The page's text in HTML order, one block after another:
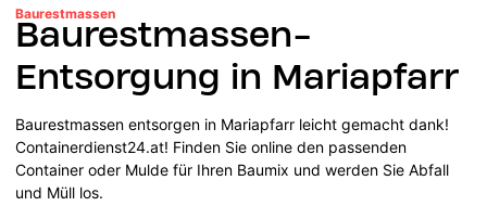
Baurestmassen
Baurestmassen-
Entsorgung in Mariapfarr
Baurestmassen entsorgen in Mariapfarr leicht gemacht dank!
Containerdienst24.at! Finden Sie online den passenden
Container oder Mulde für Ihren Baumix und werden Sie Abfall
und Müll los.